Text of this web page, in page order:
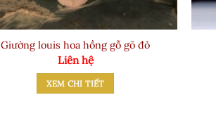
Giường louis hoa hồng gỗ gõ đỏ
Liên hệ
XEM CHI TIẾT